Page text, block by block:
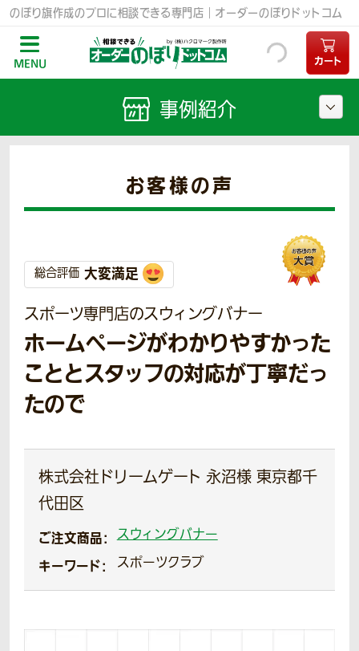
のぼり旗作成のプロに相談できる専門店｜オーダーのぼりドットコム
MENU カート
お客様の声
総合評価 大変満足
スポーツ専門店のスウィングバナー
ホームページがわかりやすかった
こととスタッフの対応が丁寧だっ
たので
株式会社ドリームゲート 永沼様 東京都千
代田区
ご注文商品： スウィングバナー
キーワード： スポーツクラブ
事例紹介